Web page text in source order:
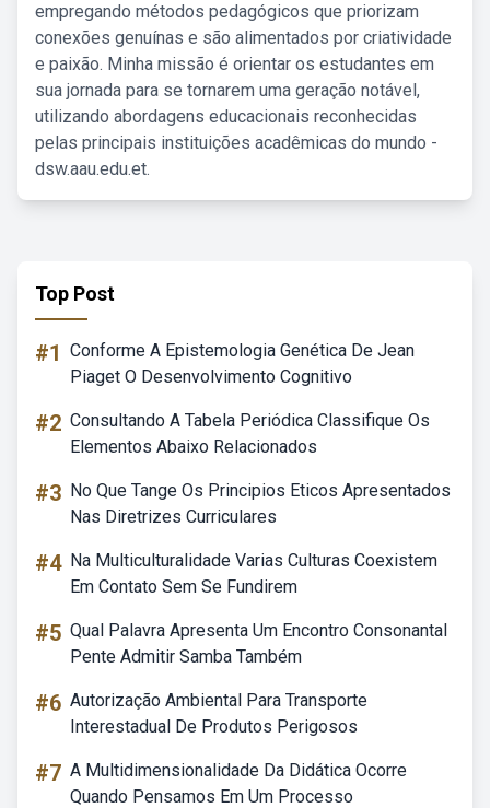
empregando métodos pedagógicos que priorizam
conexões genuínas e são alimentados por criatividade
e paixão. Minha missão é orientar os estudantes em
sua jornada para se tornarem uma geração notável,
utilizando abordagens educacionais reconhecidas
pelas principais instituições acadêmicas do mundo -
dsw.aau.edu.et.
Top Post
#1 Conforme A Epistemologia Genética De Jean
Piaget O Desenvolvimento Cognitivo
#2 Consultando A Tabela Periódica Classifique Os
Elementos Abaixo Relacionados
#3 No Que Tange Os Principios Eticos Apresentados
Nas Diretrizes Curriculares
#4 Na Multiculturalidade Varias Culturas Coexistem
Em Contato Sem Se Fundirem
#5 Qual Palavra Apresenta Um Encontro Consonantal
Pente Admitir Samba Também
#6 Autorização Ambiental Para Transporte
Interestadual De Produtos Perigosos
#7 A Multidimensionalidade Da Didática Ocorre
Quando Pensamos Em Um Processo